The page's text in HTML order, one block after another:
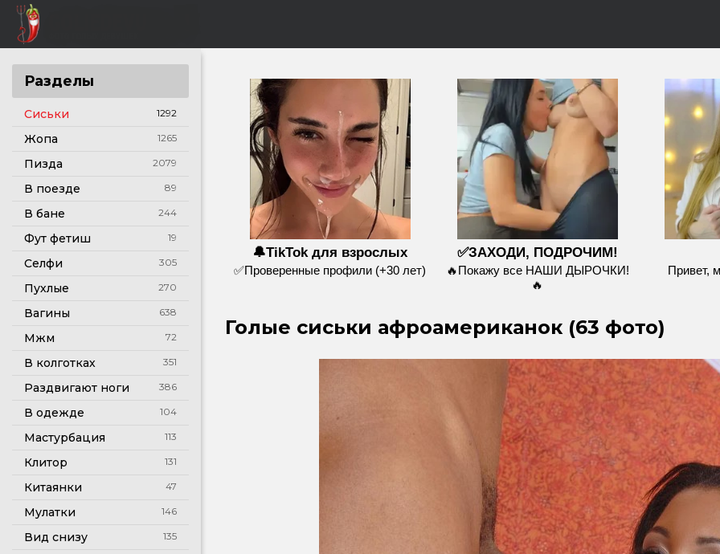
Разделы
Сиськи 1292
Жопа 1265
Пизда 2079
В поезде 89
В бане 244
Фут фетиш 19
Селфи 305
Пухлые 270
Вагины 638
Мжм 72
В колготках 351
Раздвигают ноги 386
В одежде 104
Мастурбация 113
Клитор 131
Китаянки 47
Мулатки 146
Вид снизу 135
🔔TikTok для взрослых
✅Проверенные профили (+30 лет)
✅ЗАХОДИ, ПОДРОЧИМ!
🔥Покажу все НАШИ ДЫРОЧКИ!
🔥
Привет,
Голые сиськи афроамериканок (63 фото)